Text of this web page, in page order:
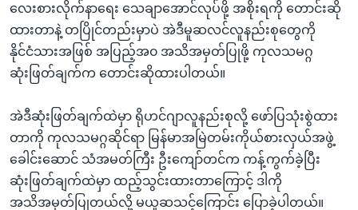
လေးစားလိုက်နာရေး သေချာအောင်လုပ်ဖို့ အစိုးရကို တောင်းဆို
ထားတာနဲ့ တပြိုင်တည်းမှာပဲ အဲဒီမူဆလင်လူနည်းစုတွေကို
နိုင်ငံသားအဖြစ် အပြည့်အ၀ အသိအမှတ်ပြုဖို့ ကုလသမဂ္ဂ
ဆုံးဖြတ်ချက်က တောင်းဆိုထားပါတယ်။
အဲဒီဆုံးဖြတ်ချက်ထဲမှာ ရိုဟင်ဂျာလူနည်းစုလို့ ဖော်ပြသုံးစွဲထား
တာကို ကုလသမဂ္ဂဆိုင်ရာ မြန်မာအမြဲတမ်းကိုယ်စားလှယ်အဖွဲ့
ခေါင်းဆောင် သံအမတ်ကြီး ဦးကျော်တင်က ကန့်ကွက်ခဲ့ပြီး
ဆုံးဖြတ်ချက်ထဲမှာ ထည့်သွင်းထားတာကြောင့် ဒါကို
အသိအမှတ်ပြုတယ်လို့ မယူဆသင့်ကြောင်း ပြောခဲ့ပါတယ်။